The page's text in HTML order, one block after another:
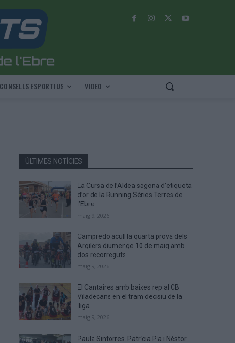
CONSELLS ESPORTIUS VIDEO
ÚLTIMES NOTÍCIES
La Cursa de l’Aldea segona d’etiqueta
d’or de la Running Sèries Terres de
l’Ebre
maig 9, 2026
Campredó acull la quarta prova dels
Argilers diumenge 10 de maig amb
dos recorreguts
maig 9, 2026
El Cantaires amb baixes rep al CB
Viladecans en el tram decisiu de la
lliga
maig 9, 2026
Paula Sintorres, Patrícia Pla i Néstor